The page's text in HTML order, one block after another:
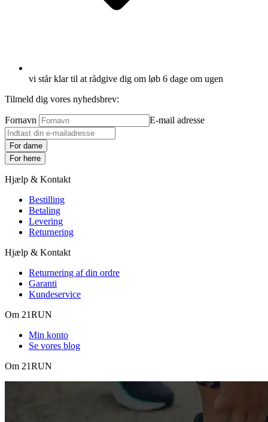
vi står klar til at rådgive dig om løb 6 dage om ugen
Tilmeld dig vores nyhedsbrev:
Fornavn E-mail adresse
For dame
For herre
Hjælp & Kontakt
Bestilling
Betaling
Levering
Returnering
Hjælp & Kontakt
Returnering af din ordre
Garanti
Kundeservice
Om 21RUN
Min konto
Se vores blog
Om 21RUN